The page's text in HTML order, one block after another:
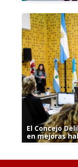
El Concejo
en mejoras